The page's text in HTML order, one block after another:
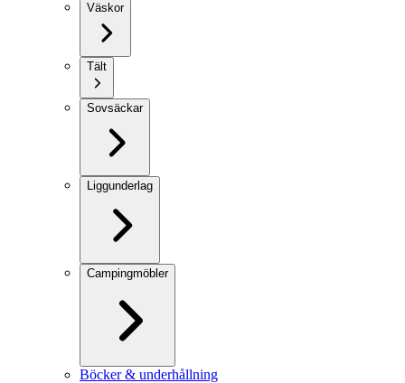
Väskor
Tält
Sovsäckar
Liggunderlag
Campingmöbler
Böcker & underhållning